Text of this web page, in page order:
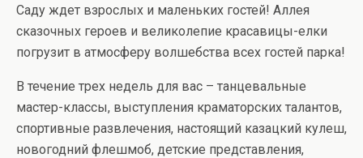
Саду ждет взрослых и маленьких гостей! Аллея
сказочных героев и великолепие красавицы-елки
погрузит в атмосферу волшебства всех гостей парка!
В течение трех недель для вас – танцевальные
мастер-классы, выступления краматорских талантов,
спортивные развлечения, настоящий казацкий кулеш,
новогодний флешмоб, детские представления,